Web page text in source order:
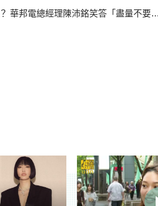
邦電總經理陳沛銘笑答「盡量不要漲太多」